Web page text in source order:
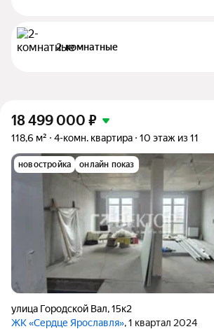
2-комнатные
18 499 000 ₽
118,6 м² 4-комн. квартира 10 этаж из 11
новостройка онлайн показ
улица Городской Вал,15к2
ЖК «Сердце Ярославля», 1 квартал 2024